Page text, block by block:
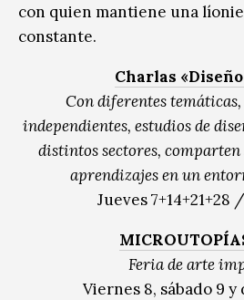
con quien mantiene una
constante.
Charlas «Diseño
Con diferentes
independientes, estudios de
distintos sectores,
aprendizajes en un
Jueves 7+14+21+28
Feria de arte
Viernes 8, sábado 9 y